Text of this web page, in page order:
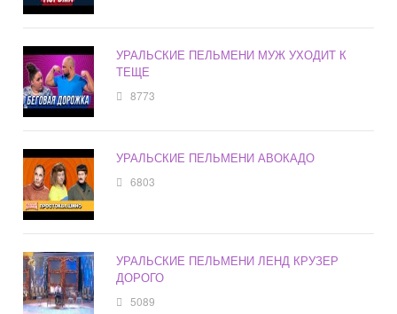
УРАЛЬСКИЕ ПЕЛЬМЕНИ МУЖ УХОДИТ К
ТЕЩЕ
8773
УРАЛЬСКИЕ ПЕЛЬМЕНИ АВОКАДО
6803
УРАЛЬСКИЕ ПЕЛЬМЕНИ ЛЕНД КРУЗЕР
ДОРОГО
5089